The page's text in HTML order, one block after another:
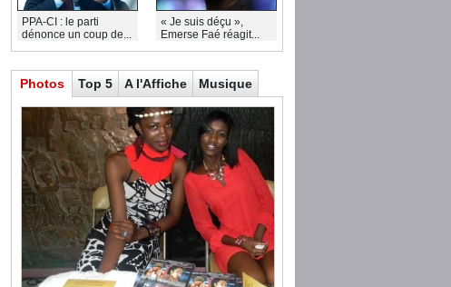
PPA-CI : le parti
dénonce un coup de...
« Je suis déçu »,
Emerse Faé réagit...
Photos Top 5 A l'Affiche Musique